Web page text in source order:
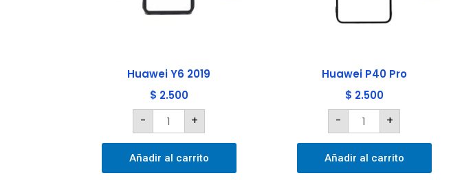
Huawei Y6 2019
$ 2.500
- +
Añadir al carrito
Huawei P40 Pro
$ 2.500
- +
Añadir al carrito